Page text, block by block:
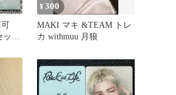
ト
¥300
MAKI マキ &TEAM トレ
カ withmuu 月狼